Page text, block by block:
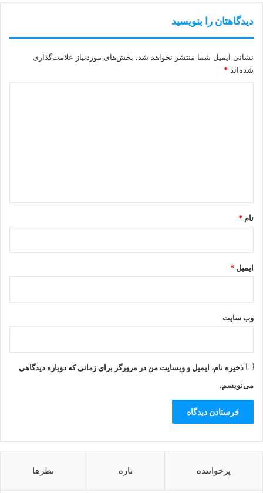
دیدگاهتان را بنویسید
نشانی ایمیل شما منتشر نخواهد شد. بخش‌های موردنیاز علامت‌گذاری
شده‌اند *
نام *
ایمیل *
وب‌ سایت
ذخیره نام، ایمیل و وبسایت من در مرورگر برای زمانی که دوباره دیدگاهی
می‌نویسم.
پرخواننده تازه نظرها